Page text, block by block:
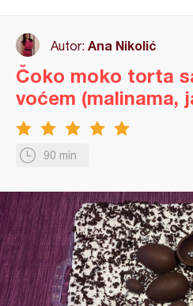
Autor: Ana Nikolić
90 min
Čoko moko torta
voćem (malinama,